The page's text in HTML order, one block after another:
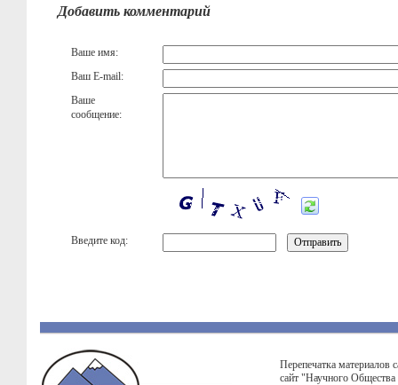
Добавить комментарий
Ваше имя:
Ваш E-mail:
Ваше
сообщение:
Введите код:
Перепечатка материалов
сайт "Научного